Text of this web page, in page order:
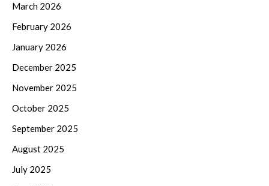
March 2026
February 2026
January 2026
December 2025
November 2025
October 2025
September 2025
August 2025
July 2025